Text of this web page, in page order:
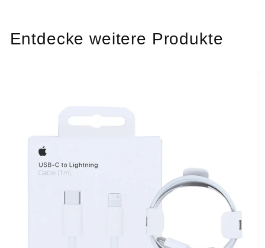
Entdecke weitere Produkte